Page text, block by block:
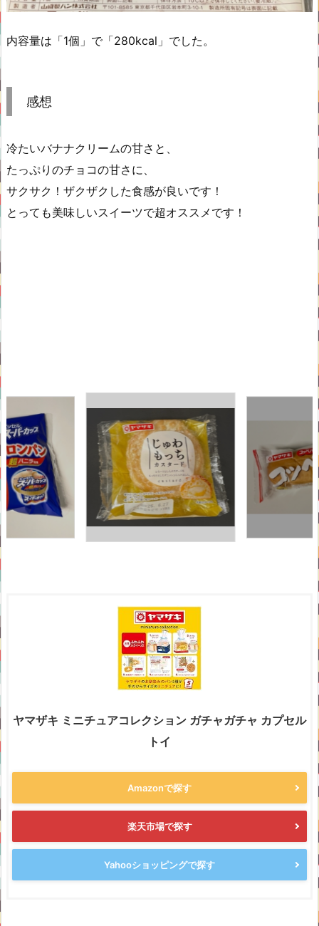
内容量は「1個」で「280kcal」でした。
感想
冷たいバナナクリームの甘さと、
たっぷりのチョコの甘さに、
サクサク！ザクザクした食感が良いです！
とっても美味しいスイーツで超オススメです！
ヤマザキ ミニチュアコレクション ガチャガチャ カプセル
トイ
Amazonで探す
楽天市場で探す
Yahooショッピングで探す